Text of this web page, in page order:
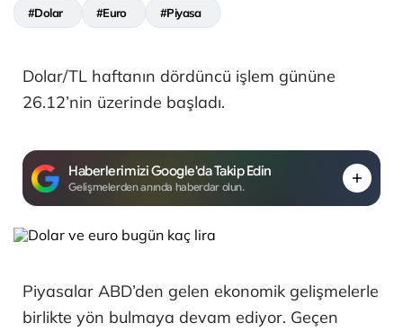
#Dolar #Euro #Piyasa
Dolar/TL haftanın dördüncü işlem gününe
26.12’nin üzerinde başladı.
Haberlerimizi Google'da Takip Edin
Gelişmelerden anında haberdar olun.
Piyasalar ABD’den gelen ekonomik gelişmelerle
birlikte yön bulmaya devam ediyor. Geçen